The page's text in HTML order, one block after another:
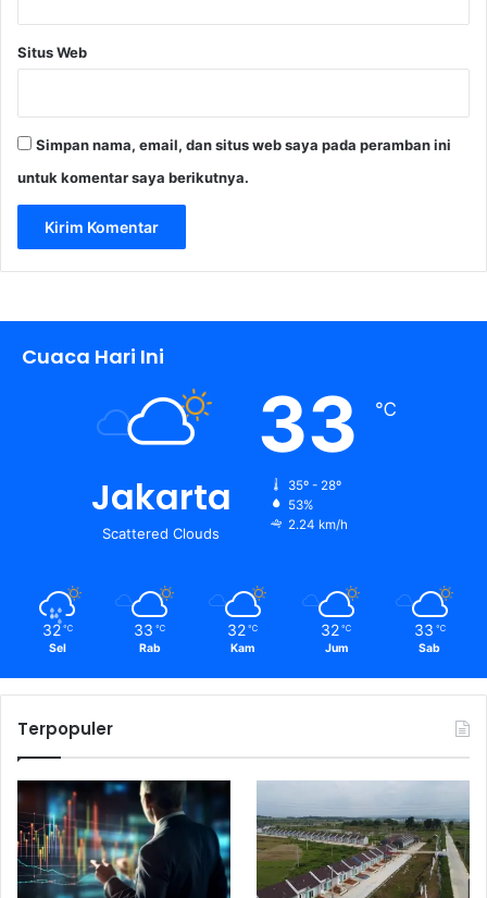
m
n
Situs Web
Simpan nama, email, dan situs web saya pada peramban ini
untuk komentar saya berikutnya.
Cuaca Hari Ini
Jakarta
Scattered Clouds
33 ℃
35º - 28º
53%
2.24 km/h
32 ℃
Sel
33 ℃
Rab
32 ℃
Kam
32 ℃
Jum
33 ℃
Sab
Terpopuler